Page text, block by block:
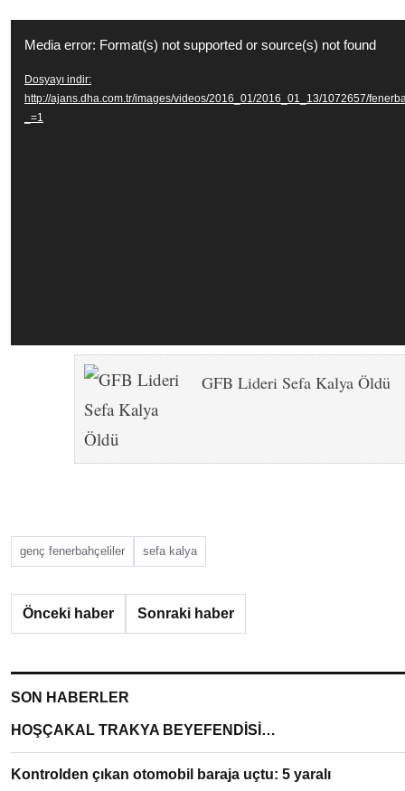
Video
Media error: Format(s) not supported or source(s) not found
Dosyayı indir:
http://ajans.dha.com.tr/images/videos/2016_01/2016_01_13/1072657/
_=1
GFB Lideri Sefa Kalya Öldü
genç fenerbahçeliler sefa kalya
Önceki haber Sonraki haber
SON HABERLER
HOŞÇAKAL TRAKYA BEYEFENDİSİ…
Kontrolden çıkan otomobil baraja uçtu: 5 yaralı